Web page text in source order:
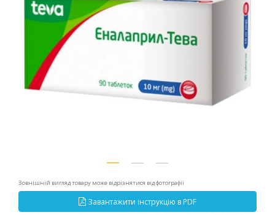
Зовнішній вигляд товару може відрізнятися від фотографії
Завантажити інструкцію в PDF